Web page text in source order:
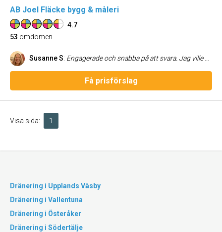
AB Joel Fläcke bygg & måleri
4.7
53 omdömen
Susanne S: Engagerade och snabba på att svara. Jag ville ha bredspacklat och målat men de föreslog endast målning och reparation av tapeter. Det blev bra och billigare.
Få prisförslag
Visa sida: 1
Dränering i Upplands Väsby
Dränering i Vallentuna
Dränering i Österåker
Dränering i Södertälje